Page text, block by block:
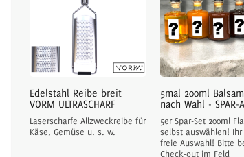
Edelstahl Reibe breit
VORM ULTRASCHARF
Laserscharfe Allzweckreibe für
Käse, Gemüse u. s. w.
5mal 200ml
nach Wahl - SPAR-
5er Spar-Set 200ml
selbst auswählen!
freie Auswahl! Bitte
Check-out im Feld